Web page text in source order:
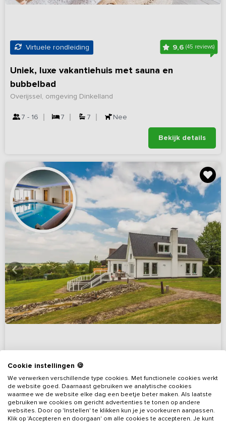
Virtuele rondleiding 9,6(45 reviews)
Uniek, luxe vakantiehuis met sauna en
bubbelbad
Overijssel, omgeving Dinkelland
7 - 16 7 7 Nee
Bekijk details
Exclusieve luxe villa met privé zwembad
Limburg, omgeving Heuvelland
Cookie instellingen 🍪
We verwerken verschillende type cookies. Met functionele cookies werkt
de website goed. Daarnaast gebruiken we analytische cookies
waarmee we de website elke dag een beetje beter maken. Als laatste
gebruiken we cookies om gericht advertenties te tonen op andere
websites. Door op 'Instellen' te klikken kun je je voorkeuren aanpassen.
Klik op 'Accepteren en doorgaan' om alle cookies te accepteren. Je kunt